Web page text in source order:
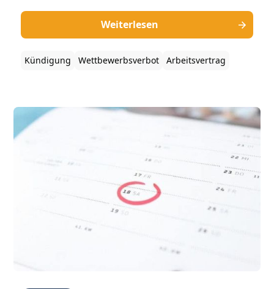
befolgen? Muss der Arbeitgeber eine
Karenzentschädigung bezahlen? Können sich die
Parteien von den Pflichten lösen? Wir
beantworten die wichtigsten Fragen zu diesem
Weiterlesen
Kündigung Wettbewerbsverbot Arbeitsvertrag